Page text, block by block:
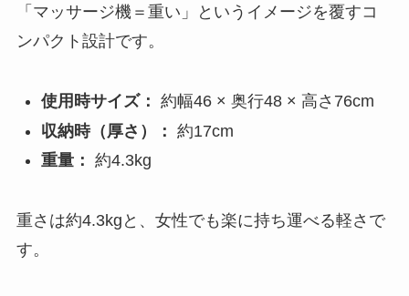
「マッサージ機＝重い」というイメージを覆すコ
ンパクト設計です。
使用時サイズ： 約幅46 × 奥行48 × 高さ76cm
収納時（厚さ）： 約17cm
重量： 約4.3kg
重さは約4.3kgと、女性でも楽に持ち運べる軽さで
す。